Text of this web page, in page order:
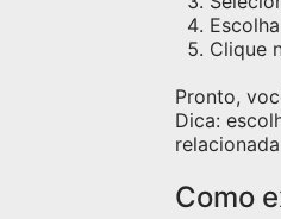
Clique
Pronto,
Dica:
Como